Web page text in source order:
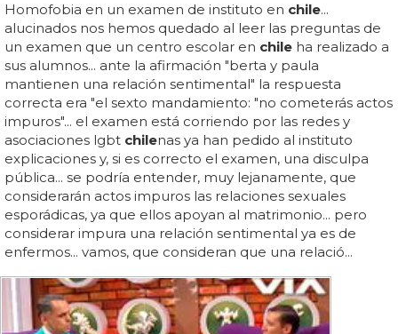
Homofobia en un examen de instituto en chile...
alucinados nos hemos quedado al leer las preguntas de
un examen que un centro escolar en chile ha realizado a
sus alumnos... ante la afirmación "berta y paula
mantienen una relación sentimental" la respuesta
correcta era "el sexto mandamiento: "no cometerás actos
impuros"... el examen está corriendo por las redes y
asociaciones lgbt chilenas ya han pedido al instituto
explicaciones y, si es correcto el examen, una disculpa
pública... se podría entender, muy lejanamente, que
considerarán actos impuros las relaciones sexuales
esporádicas, ya que ellos apoyan al matrimonio... pero
considerar impura una relación sentimental ya es de
enfermos... vamos, que consideran que una relació...